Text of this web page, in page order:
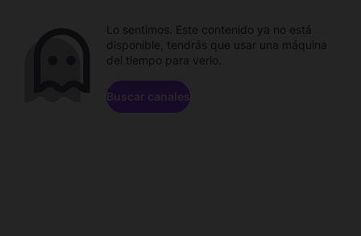
Lo sentimos. Este contenido ya no está
disponible, tendrás que usar una máquina
del tiempo para verlo.
Buscar canales